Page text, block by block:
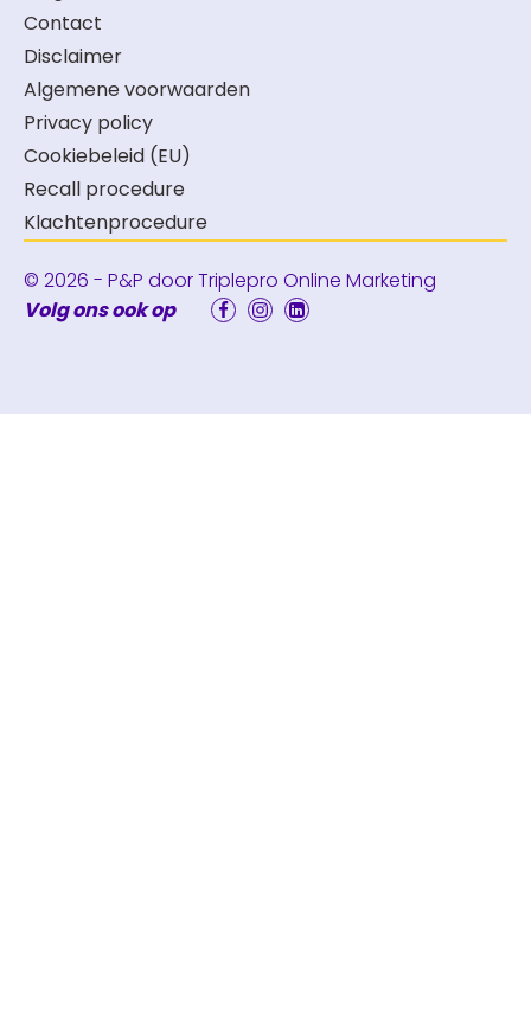
Contact
Disclaimer
Algemene voorwaarden
Privacy policy
Cookiebeleid (EU)
Recall procedure
Klachtenprocedure
© 2026 - P&P doorTriplepro Online Marketing
Volg ons ook op